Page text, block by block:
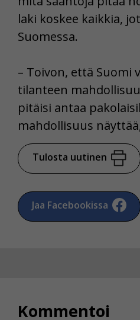
laki koskee kaikkia,
Suomessa.
– Toivon, että Suomi
tilanteen
pitäisi antaa
mahdollisuus
Tulosta uutinen
Jaa Facebookissa
Kommentoi
Voit valita, hyväksytkö